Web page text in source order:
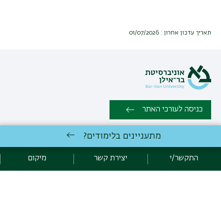
תאריך עדכון אחרון : 01/07/2026
כניסה לעורכי האתר
כל הזכויות שמורות: המחלקה למדעי המחשב ובינה מלאכותית, הפקולטה
5318866 |
יצירת קשר
מתעניינים בלימודים?
התקשר/י יצירת קשר מיקום